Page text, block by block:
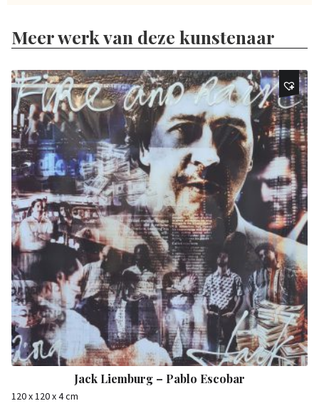
Meer werk van deze kunstenaar
Jack Liemburg – Pablo Escobar
120 x 120 x 4 cm